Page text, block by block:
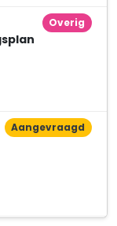
Overig
Aangevraagd